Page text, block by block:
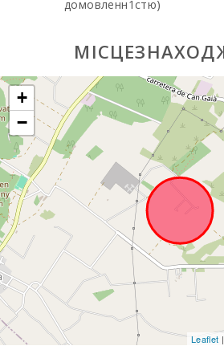
Супермаркет
Супермаркет
LIDL (км):
Водні види
спорту (км):
ПАРК
МАЙОРКА
ДЖУНГЛІ
(км):
Парк
Катманду
(км):
Парк розваг
- Акваріум
Пальма (км):
домовленн1стю)
+
−
Leaflet